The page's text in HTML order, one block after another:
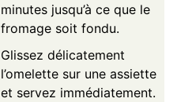
minutes jusqu’à ce que le
fromage soit fondu.
Glissez délicatement
l’omelette sur une assiette
et servez immédiatement.